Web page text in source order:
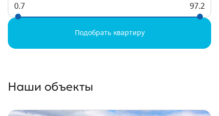
0.7 97.2
Подобрать квартиру
Наши объекты